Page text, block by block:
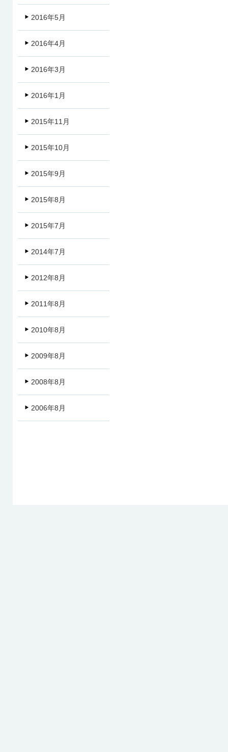
2016年5月
2016年4月
2016年3月
2016年1月
2015年11月
2015年10月
2015年9月
2015年8月
2015年7月
2014年7月
2012年8月
2011年8月
2010年8月
2009年8月
2008年8月
2006年8月